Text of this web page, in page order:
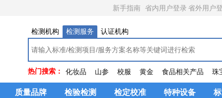
新手指南 省内用户登录 省外用户
检测机构 检测服务 认证机构
热门搜索： 化妆品 山参 校服 黄金 食品相关产品 珠
质量品牌 检验检测 检定校准 特种设备